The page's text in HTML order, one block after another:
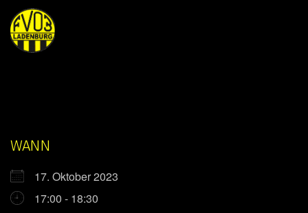
WANN
17. Oktober 2023
17:00 - 18:30